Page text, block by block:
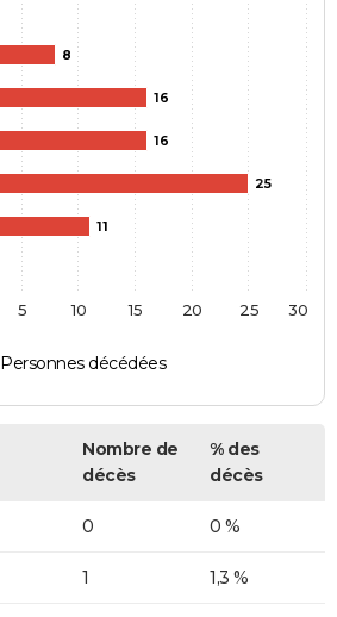
8
16
16
25
11
Personnes décédées
5 10 15 20 25 30
Nombre de
décès
% des
décès
0 0 %
1 1,3 %